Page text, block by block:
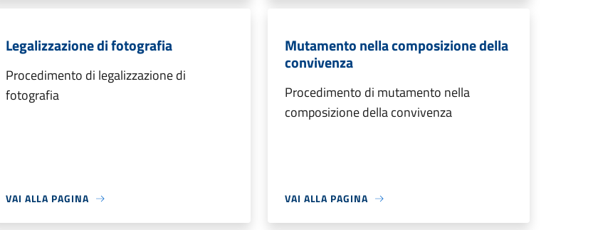
Legalizzazione di fotografia
Procedimento di legalizzazione di
fotografia
VAI ALLA PAGINA
Mutamento nella composizione della
convivenza
Procedimento di mutamento nella
composizione della convivenza
VAI ALLA PAGINA